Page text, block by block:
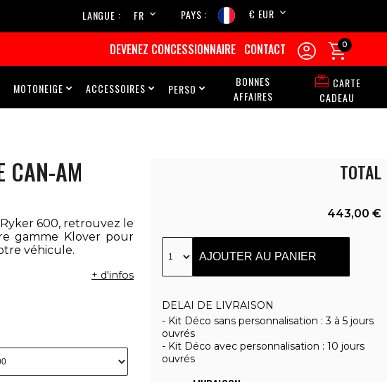
LANGUE
FR
PAYS € EUR
DEVENEZ CONCESSIONNAIRE CONTACT  
0
MOTONEIGE  ACCESSOIRES  PERSO 
BONNES
AFFAIRES
 CARTE
CADEAU
CAN-AM
600, retrouvez le
gamme Klover pour
véhicule.
+ d'infos
TOTAL
443,00 €
AJOUTER AU PANIER
DELAI DE LIVRAISON
Kit Déco sans personnalisation : 3 à 5 jours
ouvrés
Kit Déco avec personnalisation : 10 jours
ouvrés